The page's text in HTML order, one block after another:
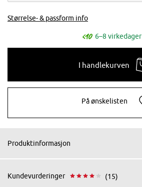
Størrelse- & passform info
6–8 virkedager
I handlekurven
På ønskelisten
Produktinformasjon
Kundevurderinger (15)